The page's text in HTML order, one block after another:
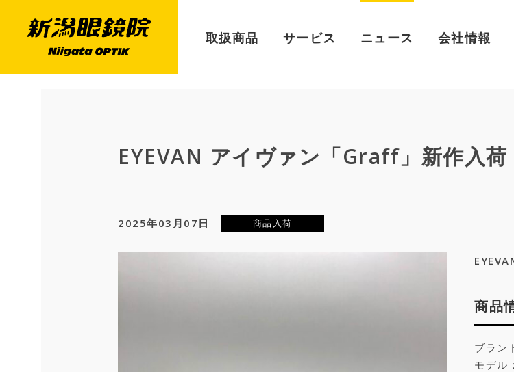
取扱商品 サービス ニュース 会社情報
EYEVAN アイヴァン「Graff」新作入荷
2025年03月07日 商品入荷
商品
ブラン
モデ